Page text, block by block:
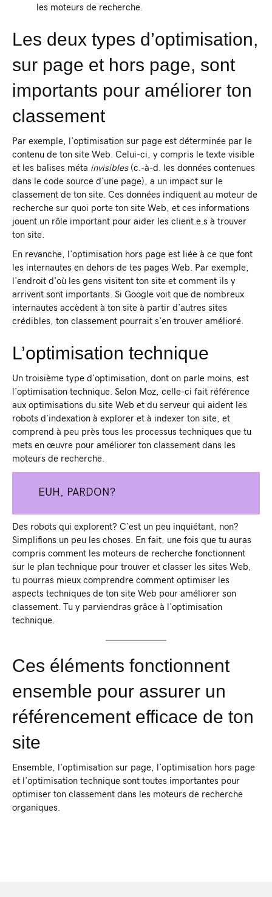
les moteurs de recherche.
Les deux types d’optimisation,
sur page et hors page, sont
importants pour améliorer ton
classement
Par exemple, l’optimisation sur page est déterminée par le
contenu de ton site Web. Celui-ci, y compris le texte visible
et les balises méta invisibles(c.-à-d. les données contenues
dans le code source d’une page), a un impact sur le
classement de ton site. Ces données indiquent au moteur de
recherche sur quoi porte ton site Web, et ces informations
jouent un rôle important pour aider les client.e.s à trouver
ton site.
En revanche, l’optimisation hors page est liée à ce que font
les internautes en dehors de tes pages Web. Par exemple,
l’endroit d’où les gens visitent ton site et comment ils y
arrivent sont importants. Si Google voit que de nombreux
internautes accèdent à ton site à partir d’autres sites
crédibles, ton classement pourrait s’en trouver amélioré.
L’optimisation technique
Un troisième type d’optimisation, dont on parle moins, est
l’optimisation technique. Selon Moz, celle-ci fait référence
aux optimisations du site Web et du serveur qui aident les
robots d’indexation à explorer et à indexer ton site, et
comprend à peu près tous les processus techniques que tu
mets en œuvre pour améliorer ton classement dans les
moteurs de recherche.
EUH, PARDON?
Des robots qui explorent? C’est un peu inquiétant, non?
Simplifions un peu les choses. En fait, une fois que tu auras
compris comment les moteurs de recherche fonctionnent
sur le plan technique pour trouver et classer les sites Web,
tu pourras mieux comprendre comment optimiser les
aspects techniques de ton site Web pour améliorer son
classement. Tu y parviendras grâce à l’optimisation
technique.
Ces éléments fonctionnent
ensemble pour assurer un
référencement efficace de ton
site
Ensemble, l’optimisation sur page, l’optimisation hors page
et l’optimisation technique sont toutes importantes pour
optimiser ton classement dans les moteurs de recherche
organiques.